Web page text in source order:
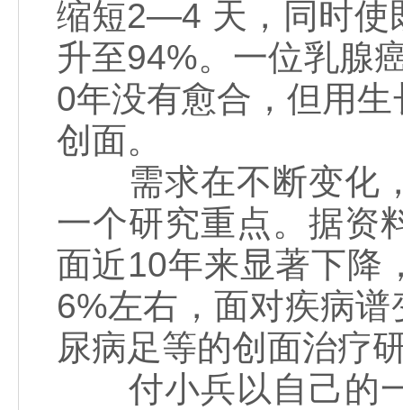
缩短2—4 天，同时使
升至94%。一位乳腺
0年没有愈合，但用
创面。
需求在不断变化，
一个研究重点。据资
面近10年来显著下降
6%左右，面对疾病
尿病足等的创面治疗
付小兵以自己的一